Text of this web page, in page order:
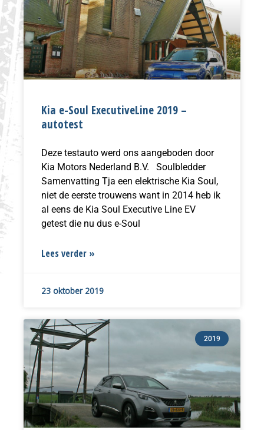
Kia e-Soul ExecutiveLine 2019 –
autotest
Deze testauto werd ons aangeboden door
Kia Motors Nederland B.V. Soulbledder
Samenvatting Tja een elektrische Kia Soul,
niet de eerste trouwens want in 2014 heb ik
al eens de Kia Soul Executive Line EV
getest die nu dus e-Soul
Lees verder »
23 oktober 2019
2019